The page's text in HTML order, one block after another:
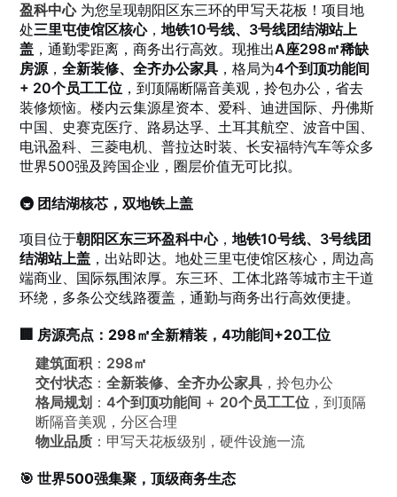
盈科中心为您呈现朝阳区东三环的甲写天花板！项目地
处三里屯使馆区核心，地铁10号线、3号线团结湖站上
盖 ，通勤零距离，商务出行高效。现推出A座298㎡稀缺
房源，全新装修、全齐办公家具 ，格局为4个到顶功能间
+ 20个员工工位 ，到顶隔断隔音美观，拎包办公，省去
装修烦恼。楼内云集源星资本、爱科、迪进国际、丹佛斯
中国、史赛克医疗、路易达孚、土耳其航空、波音中国、
电讯盈科、三菱电机、普拉达时装、长安福特汽车等众多
世界500强及跨国企业，圈层价值无可比拟。
🚇 团结湖核芯，双地铁上盖
项目位于朝阳区东三环盈科中心，地铁10号线、3号线团
结湖站上盖 ，出站即达。地处三里屯使馆区核心，周边高
端商业、国际氛围浓厚。东三环、工体北路等城市主干道
环绕，多条公交线路覆盖，通勤与商务出行高效便捷。
🏢 房源亮点：298㎡全新精装，4功能间+20工位
建筑面积 ： 298㎡
交付状态 ：全新装修、全齐办公家具 ，拎包办公
格局规划 ：4个到顶功能间 + 20个员工工位 ，到顶隔
断隔音美观，分区合理
物业品质 ：甲写天花板级别，硬件设施一流
🎯 世界500强集聚，顶级商务生态